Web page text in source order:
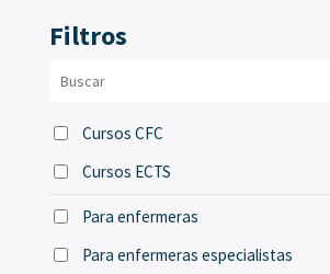
Filtros
Cursos CFC
Cursos ECTS
Para enfermeras
Para enfermeras especialistas